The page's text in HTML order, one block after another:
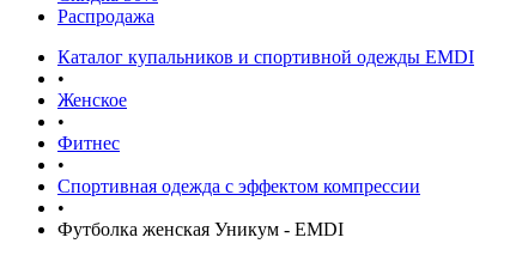
Распродажа
Каталог купальников и спортивной одежды EMDI
•
Женское
•
Фитнес
•
Спортивная одежда с эффектом компрессии
•
Футболка женская Уникум - EMDI